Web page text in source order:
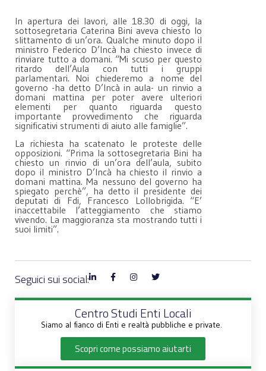
In apertura dei lavori, alle 18.30 di oggi, la
sottosegretaria Caterina Bini aveva chiesto lo
slittamento di un’ora. Qualche minuto dopo il
ministro Federico D’Incà ha chiesto invece di
rinviare tutto a domani. “Mi scuso per questo
ritardo dell’Aula con tutti i gruppi
parlamentari. Noi chiederemo a nome del
governo -ha detto D’Incà in aula- un rinvio a
domani mattina per poter avere ulteriori
elementi per quanto riguarda questo
importante provvedimento che riguarda
significativi strumenti di aiuto alle famiglie”.
La richiesta ha scatenato le proteste delle
opposizioni. “Prima la sottosegretaria Bini ha
chiesto un rinvio di un’ora dell’aula, subito
dopo il ministro D’Incà ha chiesto il rinvio a
domani mattina. Ma nessuno del governo ha
spiegato perchè”, ha detto il presidente dei
deputati di Fdi, Francesco Lollobrigida. “E’
inaccettabile l’atteggiamento che stiamo
vivendo. La maggioranza sta mostrando tutti i
suoi limiti”.
Seguici sui social:
Centro Studi Enti Locali
Siamo al fianco di Enti e realtà pubbliche e private.
Scopri come possiamo aiutarti